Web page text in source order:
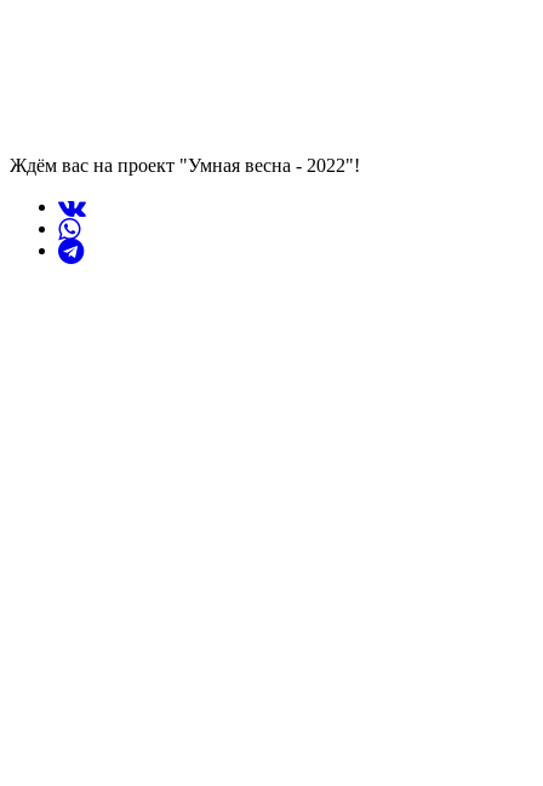
Ждём вас на проект "Умная весна - 2022"!